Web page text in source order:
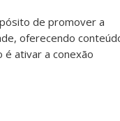
de promover a
oferecendo
ativar a conexão